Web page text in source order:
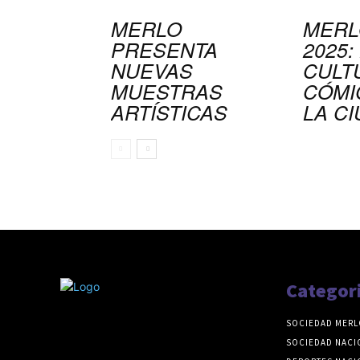
MERLO
PRESENTA
NUEVAS
MUESTRAS
ARTÍSTICAS
2025:
LA
SOCIEDAD
SOCIEDAD